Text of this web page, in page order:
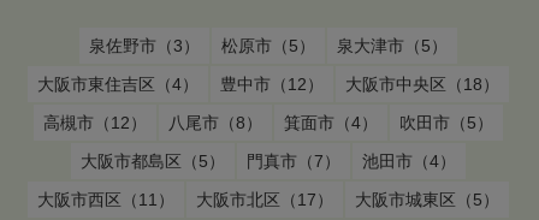
泉佐野市（3） 松原市（5）
泉大津市（5）
大阪市東住吉区（4）
豊中市（12）
大阪市中央区（18）
高槻市（12）
八尾市（8） 箕面市（4）
吹田市（5）
大阪市都島区（5）
門真市（7）
池田市（4）
大阪市西区（11）
大阪市北区（17）
大阪市城東区（5）